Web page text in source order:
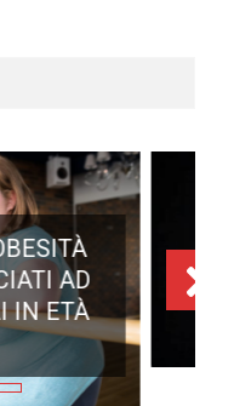
DEL 12
SI